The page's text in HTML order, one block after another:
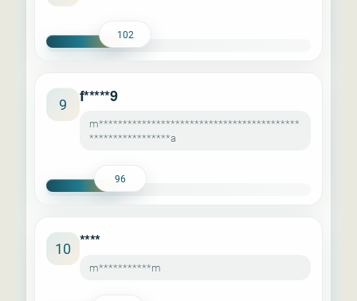
102
9 f*****9
m******************************************
*****************a
96
10 ****
m***********m